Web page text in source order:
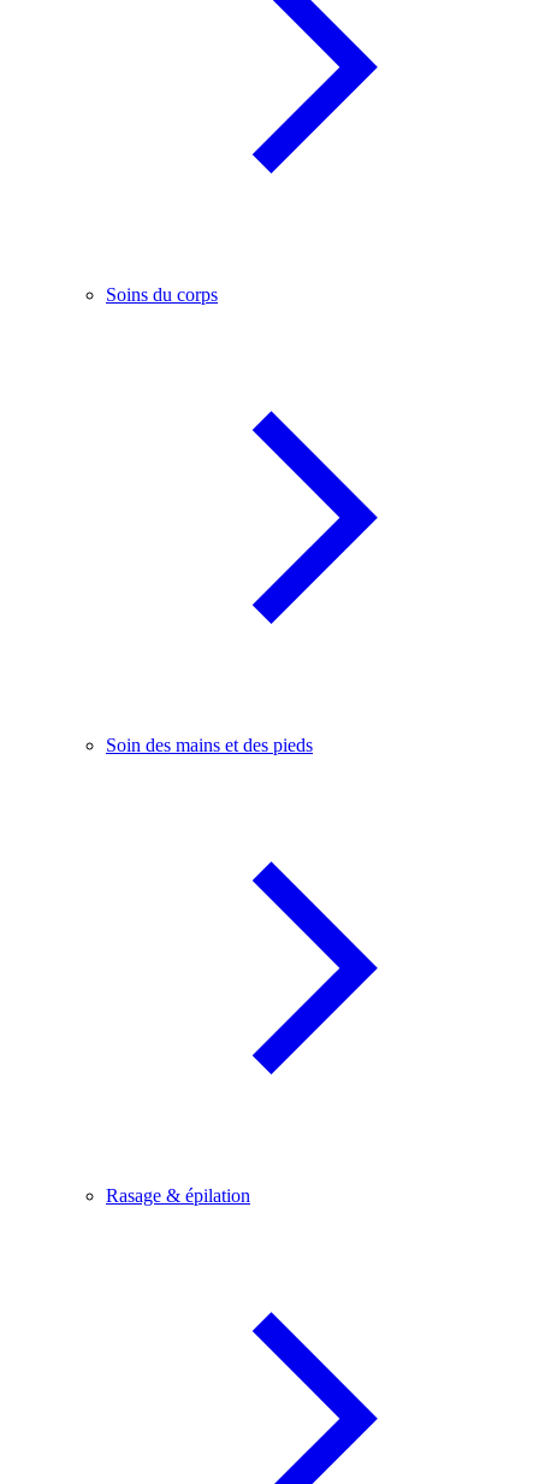
Soins du corps
Soin des mains et des pieds
Rasage & épilation